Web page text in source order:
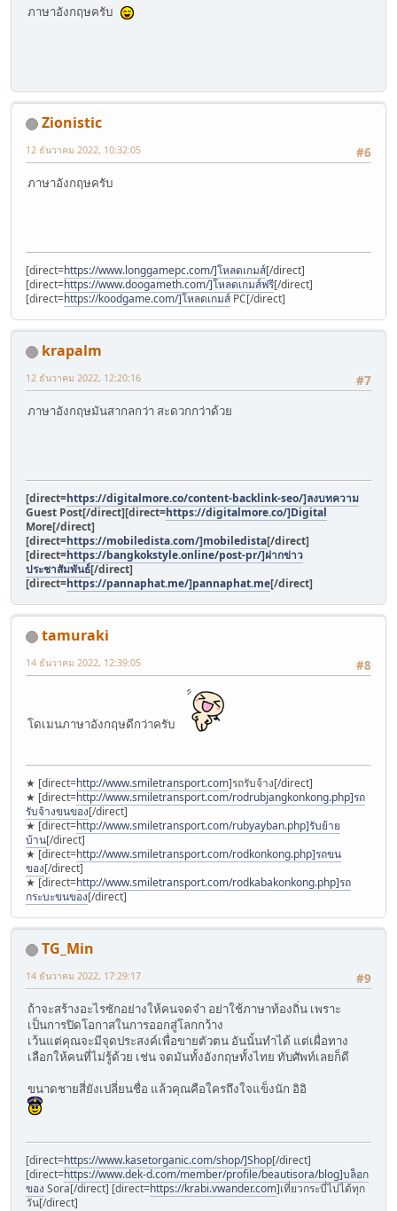
ภาษาอังกฤษครับ
Zionistic
#6
12 ธันวาคม 2022, 10:32:05
ภาษาอังกฤษครับ
[direct=https://www.longgamepc.com/]โหลดเกมส์[/direct]
[direct=https://www.doogameth.com/]โหลดเกมส์ฟรี[/direct]
[direct=https://koodgame.com/]โหลดเกมส์ PC[/direct]
krapalm
#7
12 ธันวาคม 2022, 12:20:16
ภาษาอังกฤษมันสากลกว่า สะดวกกว่าด้วย
[direct=https://digitalmore.co/content-backlink-seo/]ลงบทความ
Guest Post[/direct][direct=https://digitalmore.co/]Digital
More[/direct]
[direct=https://mobiledista.com/]mobiledista[/direct]
[direct=https://bangkokstyle.online/post-pr/]ฝากข่าว
ประชาสัมพันธ์[/direct]
[direct=https://pannaphat.me/]pannaphat.me[/direct]
tamuraki
#8
14 ธันวาคม 2022, 12:39:05
โดเมนภาษาอังกฤษดีกว่าครับ
★ [direct=http://www.smiletransport.com]รถรับจ้าง[/direct]
★ [direct=http://www.smiletransport.com/rodrubjangkonkong.php]รถ
รับจ้างขนของ[/direct]
★ [direct=http://www.smiletransport.com/rubyayban.php]รับย้าย
บ้าน[/direct]
★ [direct=http://www.smiletransport.com/rodkonkong.php]รถขน
ของ[/direct]
★ [direct=http://www.smiletransport.com/rodkabakonkong.php]รถ
กระบะขนของ[/direct]
TG_Min
#9
14 ธันวาคม 2022, 17:29:17
ถ้าจะสร้างอะไรซักอย่างให้คนจดจำ อย่าใช้ภาษาท้องถิ่น เพราะ
เป็นการปิดโอกาสในการออกสู่โลกกว้าง
เว้นแต่คุณจะมีจุดประสงค์เพื่อขายตัวตน อันนั้นทำได้ แต่เผื่อทาง
เลือกให้คนที่ไม่รู้ด้วย เช่น จดมันทั้งอังกฤษทั้งไทย ทับศัพท์เลยก็ดี
ขนาดชายสี่ยังเปลี่ยนชื่อ แล้วคุณคือใครถึงใจแข็งนัก อิอิ
[direct=https://www.kasetorganic.com/shop/]Shop[/direct]
[direct=https://www.dek-d.com/member/profile/beautisora/blog]บล็อก
ของ Sora[/direct] [direct=https://krabi.vwander.com]เที่ยวกระบี่ไปได้ทุก
วัน[/direct]